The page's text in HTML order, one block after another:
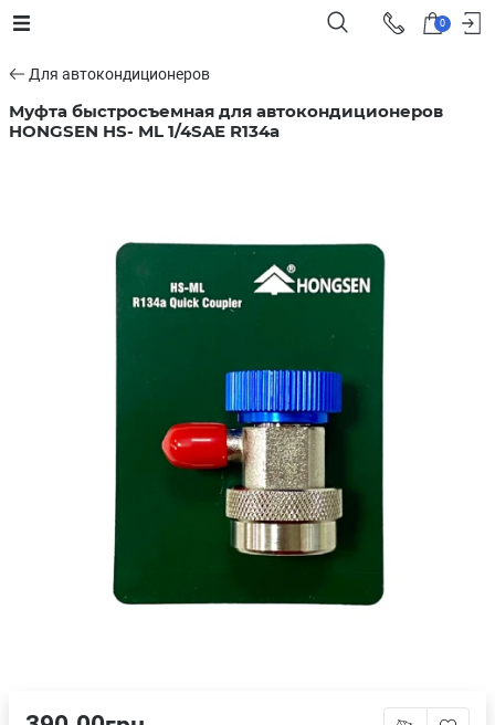
0
Для автокондиционеров
Муфта быстросъемная для автокондиционеров
HONGSEN HS- ML 1/4SAE R134a